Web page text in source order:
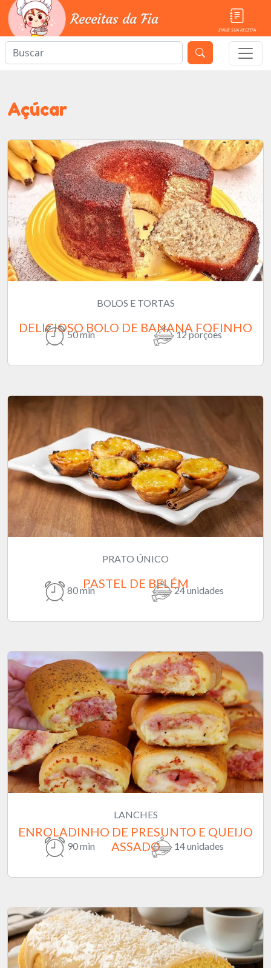
ENVIE SUA RECEITA
Açúcar
BOLOS E TORTAS
DELICIOSO BOLO DE BANANA FOFINHO
50 min 12 porções
PRATO ÚNICO
PASTEL DE BELÉM
80 min 24 unidades
LANCHES
ENROLADINHO DE PRESUNTO E QUEIJO
ASSADO
90 min 14 unidades